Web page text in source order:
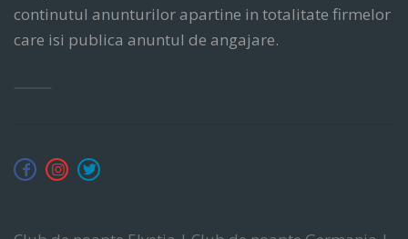
continutul anunturilor apartine in totalitate firmelor
care isi publica anuntul de angajare.